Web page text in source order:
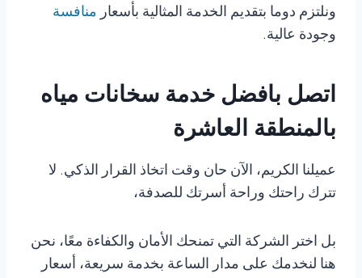
ونلتزم دوما بتقديم الخدمة المثالية بأسعار منافسة
وجودة عالية.
اتصل بافضل خدمة سخانات مياه
بالمنطقة العاشرة
عميلنا الكريم، الآن حان وقت اتخاذ القرار الذكي. لا
تترك راحتك وراحة أسرتك للصدفة،
بل اختر الشركة التي تمنحك الأمان والكفاءة معًا، نحن
هنا لنخدمك على مدار الساعة بخدمة سريعة، أسعار